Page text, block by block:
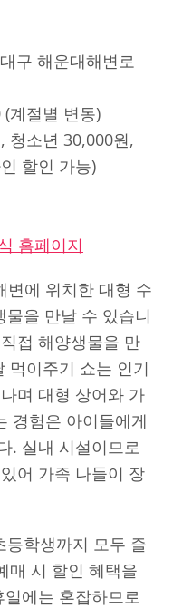
구 해운대해변로
계절별 변동)
청소년 30,000원,
할인 가능)
홈페이지
변에 위치한 대형 수
을 만날 수 있습니
접 해양생물을 만
먹이주기 쇼는 인기
며 대형 상어와 가
경험은 아이들에게
. 실내 시설이므로
어 가족 나들이 장
등학생까지 모두 즐
매 시 할인 혜택을
에는 혼잡하므로